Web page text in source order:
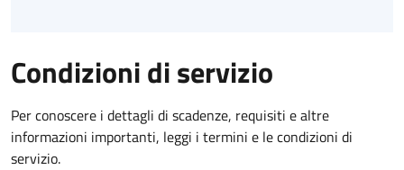
Condizioni di servizio
Per conoscere i dettagli di scadenze, requisiti e altre
informazioni importanti, leggi i termini e le condizioni di
servizio.